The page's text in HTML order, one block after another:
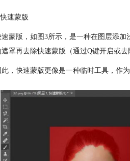
速蒙版
速蒙版，如图3所示，是一种在图层添
罩再去除快速蒙版（通过Q键开启或去
此，快速蒙版更像是一种临时工具，作为